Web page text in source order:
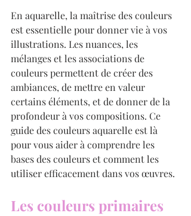
En aquarelle, la maîtrise des couleurs
est essentielle pour donner vie à vos
illustrations. Les nuances, les
mélanges et les associations de
couleurs permettent de créer des
ambiances, de mettre en valeur
certains éléments, et de donner de la
profondeur à vos compositions. Ce
guide des couleurs aquarelle est là
pour vous aider à comprendre les
bases des couleurs et comment les
utiliser efficacement dans vos œuvres.
Les couleurs primaires